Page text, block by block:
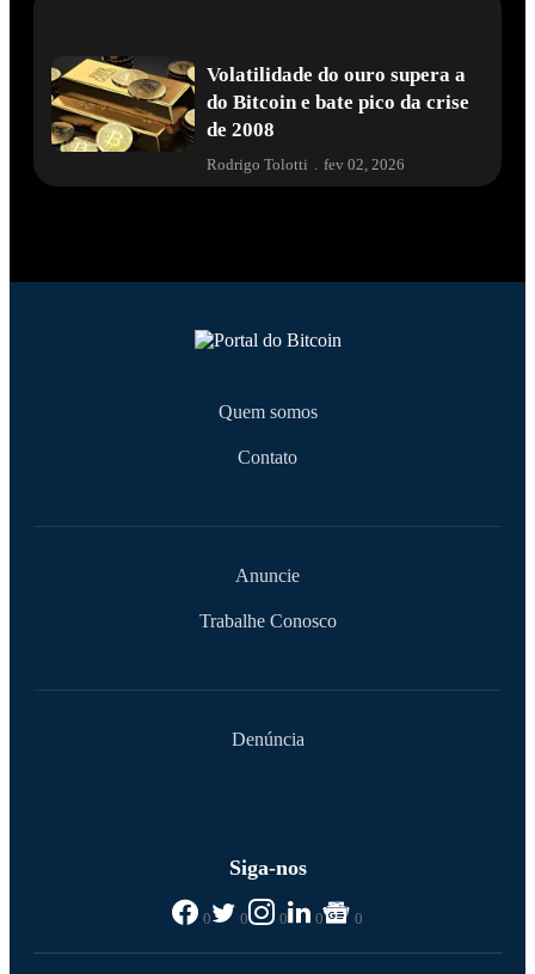
Volatilidade do ouro supera a
do Bitcoin e bate pico da crise
de 2008
Rodrigo Tolotti fev 02, 2026
Quem somos
Contato
Anuncie
Trabalhe Conosco
Denúncia
Siga-nos
0 0 0 0 0